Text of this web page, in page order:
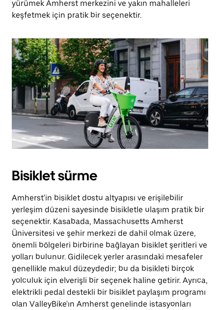
yürümek Amherst merkezini ve yakın mahalleleri
keşfetmek için pratik bir seçenektir.
Bisiklet sürme
Amherst'in bisiklet dostu altyapısı ve erişilebilir
yerleşim düzeni sayesinde bisikletle ulaşım pratik bir
seçenektir. Kasabada, Massachusetts Amherst
Üniversitesi ve şehir merkezi de dahil olmak üzere,
önemli bölgeleri birbirine bağlayan bisiklet şeritleri ve
yolları bulunur. Gidilecek yerler arasındaki mesafeler
genellikle makul düzeydedir; bu da bisikleti birçok
yolculuk için elverişli bir seçenek haline getirir. Ayrıca,
elektrikli pedal destekli bir bisiklet paylaşım programı
olan ValleyBike'ın Amherst genelinde istasyonları